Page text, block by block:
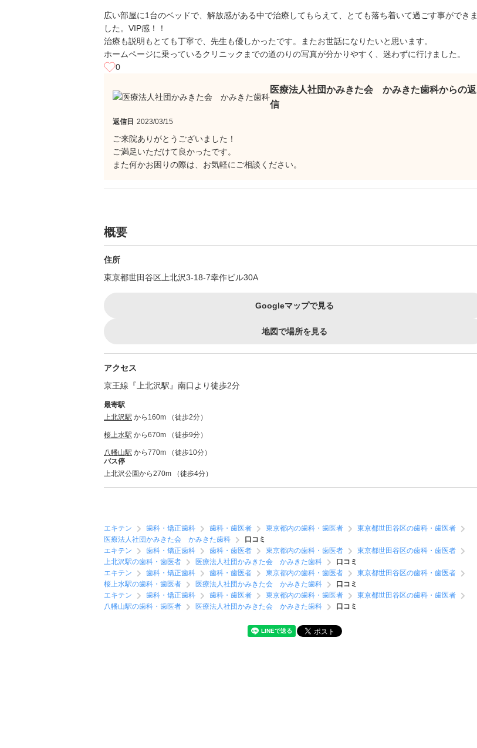
広い部屋に1台のベッドで、解放感がある中で治療してもらえて、とても落ち着いて過ごす事ができま
した。VIP感！！
治療も説明もとても丁寧で、先生も優しかったです。またお世話になりたいと思います。
ホームページに乗っているクリニックまでの道のりの写真が分かりやすく、迷わずに行けました。
0
医療法人社団かみきた会 かみきた歯科からの返
信
返信日 2023/03/15
ご来院ありがとうございました！
ご満足いただけて良かったです。
また何かお困りの際は、お気軽にご相談ください。
概要
住所
東京都世田谷区上北沢3-18-7幸作ビル30A
Googleマップで見る
地図で場所を見る
アクセス
京王線『上北沢駅』南口より徒歩2分
最寄駅
上北沢駅 から160m （徒歩2分）
桜上水駅 から670m （徒歩9分）
八幡山駅 から770m （徒歩10分）
バス停
上北沢公園から270m （徒歩4分）
エキテン 歯科・矯正歯科 歯科・歯医者 東京都内の歯科・歯医者
東京都世田谷区の歯科・歯医者
医療法人社団かみきた会 かみきた歯科
口コミ
エキテン
歯科・矯正歯科 歯科・歯医者 東京都内の歯科・歯医者
東京都世田谷区の歯科・歯医者
上北沢駅の歯科・歯医者
医療法人社団かみきた会 かみきた歯科
口コミ
エキテン
歯科・矯正歯科 歯科・歯医者 東京都内の歯科・歯医者
東京都世田谷区の歯科・歯医者
桜上水駅の歯科・歯医者
医療法人社団かみきた会 かみきた歯科
口コミ
エキテン
歯科・矯正歯科 歯科・歯医者 東京都内の歯科・歯医者
東京都世田谷区の歯科・歯医者
八幡山駅の歯科・歯医者
医療法人社団かみきた会 かみきた歯科 口コミ